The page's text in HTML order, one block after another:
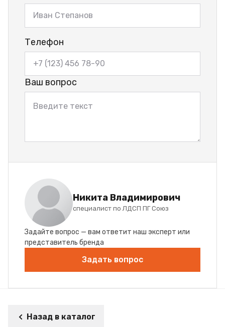
Телефон
Ваш вопрос
Никита Владимирович
специалист по ЛДСП ПГ Союз
Задайте вопрос — вам ответит наш эксперт или
представитель бренда
Задать вопрос
Назад в каталог